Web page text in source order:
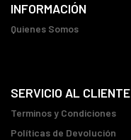
INFORMACIÓN
Quienes Somos
SERVICIO AL CLIENTE
Terminos y Condiciones
Políticas de Devolución